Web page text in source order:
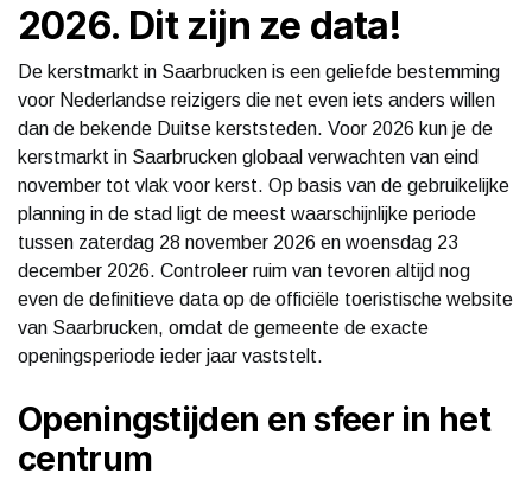
2026. Dit zijn ze data!
De kerstmarkt in Saarbrucken is een geliefde bestemming
voor Nederlandse reizigers die net even iets anders willen
dan de bekende Duitse kerststeden. Voor 2026 kun je de
kerstmarkt in Saarbrucken globaal verwachten van eind
november tot vlak voor kerst. Op basis van de gebruikelijke
planning in de stad ligt de meest waarschijnlijke periode
tussen zaterdag 28 november 2026 en woensdag 23
december 2026. Controleer ruim van tevoren altijd nog
even de definitieve data op de officiële toeristische website
van Saarbrucken, omdat de gemeente de exacte
openingsperiode ieder jaar vaststelt.
Openingstijden en sfeer in het
centrum